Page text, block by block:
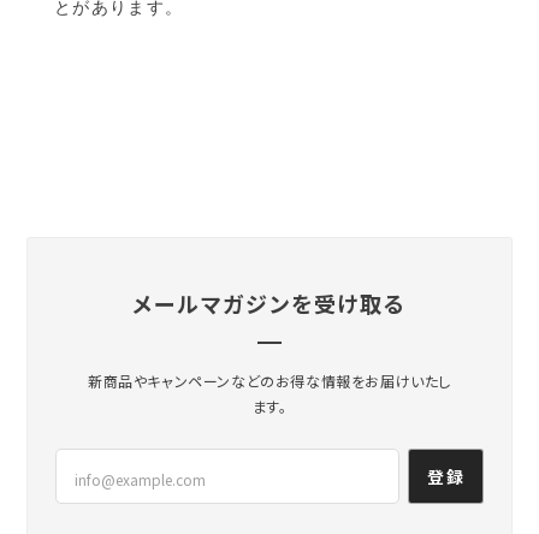
とがあります。
メールマガジンを受け取る
新商品やキャンペーンなどのお得な情報をお届けいたし
ます。
登録